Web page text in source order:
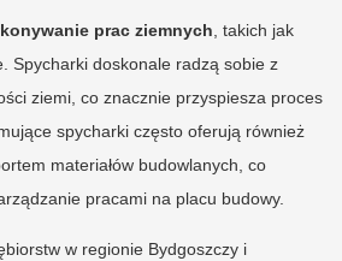
prac ziemnych, takich jak
Spycharki doskonale radzą sobie z
ziemi, co znacznie przyspiesza proces
spycharki często oferują również
materiałów budowlanych, co
pracami na placu budowy.
w regionie Bydgoszczy i